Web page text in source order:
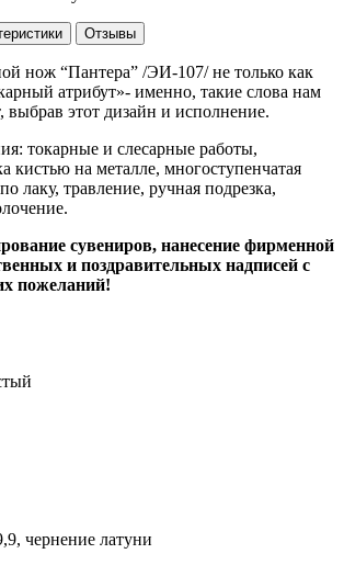
Отзывы
нож “Пантера” /ЭИ-107/ не только как
атрибут»- именно, такие слова нам
выбрав этот дизайн и исполнение.
токарные и слесарные работы,
кистью на металле, многоступенчатая
лаку, травление, ручная подрезка,
сувениров, нанесение фирменной
и поздравительных надписей с
пожеланий!
чернение латуни